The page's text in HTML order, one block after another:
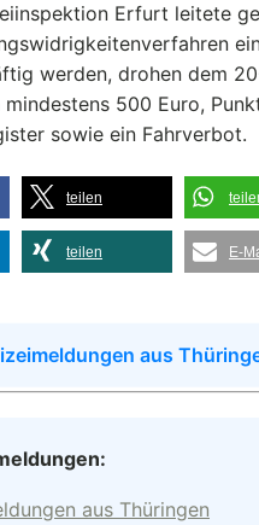
Erfurt leitete
werden, drohen dem
500 Euro,
sowie ein Fahrverbot.
teilen
teilen E-
aus
aus Thüringen